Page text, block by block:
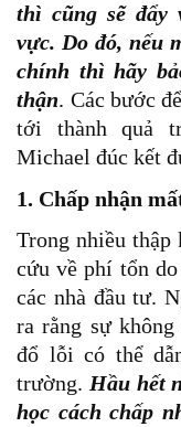
thì cũng sẽ đẩy
vực. Do đó, nếu
chính thì hãy
thận. Các bước
tới thành quả
Michael đúc kết
1. Chấp nhận
Trong nhiều thập
cứu về phí tổn
các nhà đầu tư.
ra rằng sự
đổ lỗi có thể
trường. Hầu hết
học cách chấp